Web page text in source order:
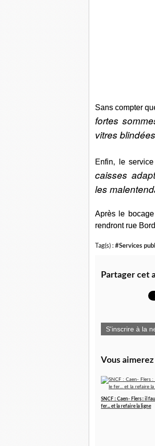
Sans compter
fortes
vitres
Enfin, le
caisses
les
Après le
rendront rue
Tag(s) : #Services
Partager cet
S'inscrire à la
Vous aimerez
SNCF : Caen- Flers : il
fer... et la refaire la ligne